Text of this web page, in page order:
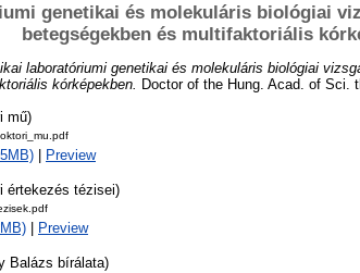
genetikai és molekuláris biológiai
betegségekben és multifaktoriális
laboratóriumi genetikai és molekuláris biológiai
kórképekben. Doctor of the Hung. Acad. of Sci.
mű)
Preview
értekezés tézisei)
Preview
Balázs bírálata)